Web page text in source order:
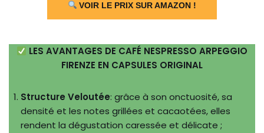
VOIR LE PRIX SUR AMAZON !
LES AVANTAGES DE CAFÉ NESPRESSO ARPEGGIO
FIRENZE EN CAPSULES ORIGINAL
Structure Veloutée: grâce à son onctuosité, sa
densité et les notes grillées et cacaotées, elles
rendent la dégustation caressée et délicate ;